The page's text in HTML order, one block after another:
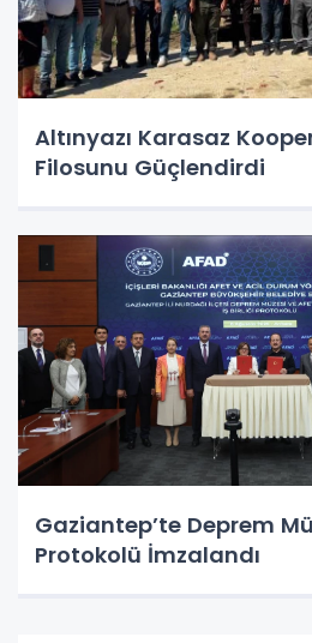
Altınyazı Karasaz
Filosunu Güçlendirdi
Gaziantep’te Deprem
Protokolü İmzalandı